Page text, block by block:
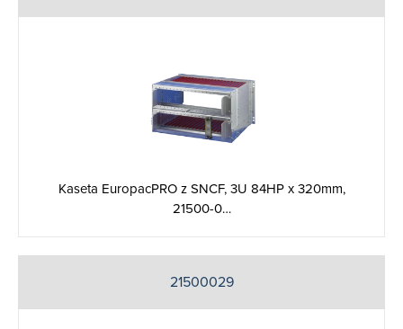
Kaseta EuropacPRO z SNCF, 3U 84HP x 320mm,
21500-0…
21500029